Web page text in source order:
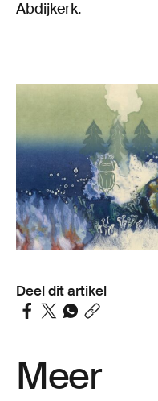
Abdijkerk.
Deel dit artikel
Meer